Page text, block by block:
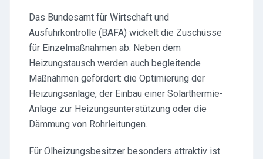
Das Bundesamt für Wirtschaft und
Ausfuhrkontrolle (BAFA) wickelt die Zuschüsse
für Einzelmaßnahmen ab. Neben dem
Heizungstausch werden auch begleitende
Maßnahmen gefördert: die Optimierung der
Heizungsanlage, der Einbau einer Solarthermie-
Anlage zur Heizungsunterstützung oder die
Dämmung von Rohrleitungen.
Für Ölheizungsbesitzer besonders attraktiv ist